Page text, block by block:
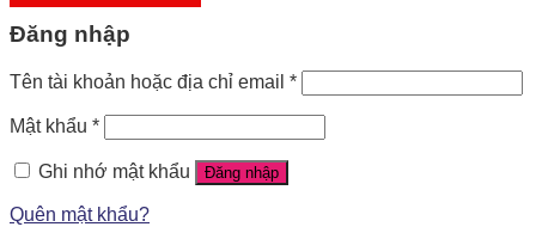
Đăng nhập
Tên tài khoản hoặc địa chỉ email *
Mật khẩu *
Ghi nhớ mật khẩu Đăng nhập
Quên mật khẩu?